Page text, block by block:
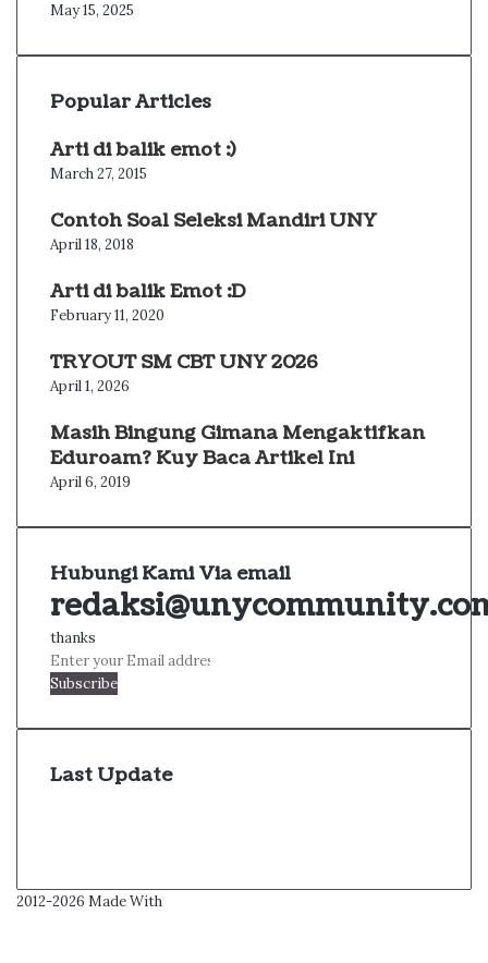
May 15, 2025
Popular Articles
Arti di balik emot :)
March 27, 2015
Contoh Soal Seleksi Mandiri UNY
April 18, 2018
Arti di balik Emot :D
February 11, 2020
TRYOUT SM CBT UNY 2026
April 1, 2026
Masih Bingung Gimana Mengaktifkan
Eduroam? Kuy Baca Artikel Ini
April 6, 2019
Hubungi Kami Via email
thanks
Enter
your
address
Last Update
2012-2026 Made With